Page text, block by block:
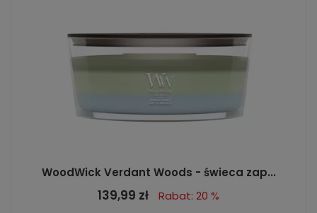
WoodWick Verdant Woods - świeca zap...
139,99 zł Rabat: 20 %